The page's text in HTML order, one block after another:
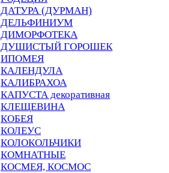
ДАТУРА (ДУРМАН)
ДЕЛЬФИНИУМ
ДИМОРФОТЕКА
ДУШИСТЫЙ ГОРОШЕК
ИПОМЕЯ
КАЛЕНДУЛА
КАЛИБРАХОА
КАПУСТА декоративная
КЛЕЩЕВИНА
КОБЕЯ
КОЛЕУС
КОЛОКОЛЬЧИКИ
КОМНАТНЫЕ
КОСМЕЯ, КОСМОС